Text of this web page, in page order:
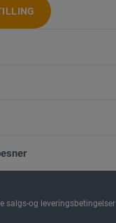
salgs-og leveringsbetingelser